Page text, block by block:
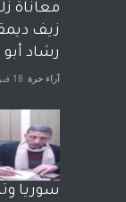
معاناة
زيف
رشاد
آراء حرة 18 فبراير، 2023
سوريا